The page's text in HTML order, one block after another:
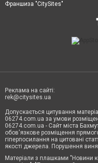
Франшиза "CitySites"
Реклама на сайті:
rek@citysites.ua
Допускається цитування
06274.com.ua за умови
06274.com.ua - Сайт міста
обов'язкове розміщення
гіперпосилання на цитовані
якості джерела. Порушення
Матеріали з плашками "Новини